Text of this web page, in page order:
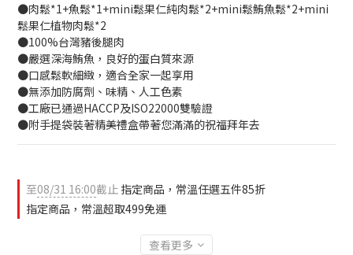
●肉鬆*1+魚鬆*1+mini鬆果仁純肉鬆*2+mini鬆鮪魚鬆*2+mini
鬆果仁植物肉鬆*2
●100%台灣豬後腿肉
●嚴選深海鮪魚，良好的蛋白質來源
●口感鬆軟細緻，適合全家一起享用
●無添加防腐劑、味精、人工色素
●工廠已通過HACCP及ISO22000雙驗證
●附手提袋裝著精美禮盒帶著您滿滿的祝福拜年去
至08/31 16:00截止 指定商品，常溫任選五件85折
指定商品，常溫超取499免運
查看更多